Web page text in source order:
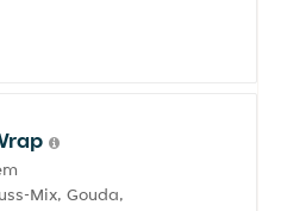
Mix, Gouda,